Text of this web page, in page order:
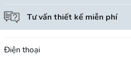
Tư vấn thiết kế miễn phí
Điện thoại